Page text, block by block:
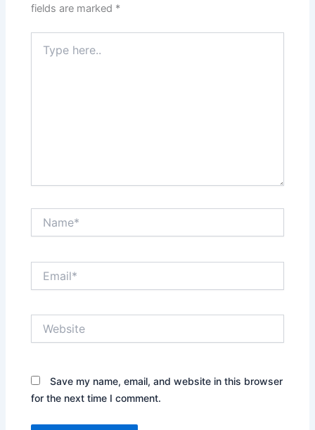
fields are marked *
here..
Save my name, email, and website in this browser
for the next time I comment.